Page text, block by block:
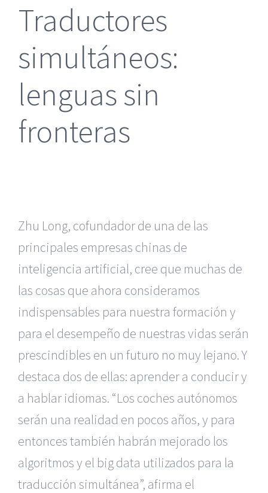
Traductores
simultáneos:
lenguas sin
fronteras
Zhu Long, cofundador de una de las
principales empresas chinas de
inteligencia artificial, cree que muchas de
las cosas que ahora consideramos
indispensables para nuestra formación y
para el desempeño de nuestras vidas serán
prescindibles en un futuro no muy lejano. Y
destaca dos de ellas: aprender a conducir y
a hablar idiomas. “Los coches autónomos
serán una realidad en pocos años, y para
entonces también habrán mejorado los
algoritmos y el big data utilizados para la
traducción simultánea”, afirma el